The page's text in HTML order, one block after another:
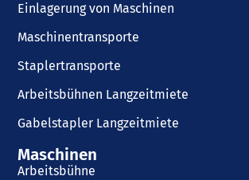
Einlagerung von Maschinen
Maschinentransporte
Staplertransporte
Arbeitsbühnen Langzeitmiete
Gabelstapler Langzeitmiete
Maschinen
Arbeitsbühne